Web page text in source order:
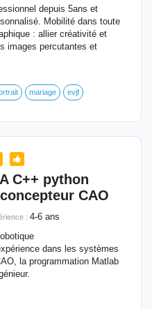
depuis 5ans et
Mobilité dans toute
: allier créativité et
images percutantes et
mariage evjf
C++ python
CAO
: 4-6 ans
dans les systèmes
la programmation Matlab